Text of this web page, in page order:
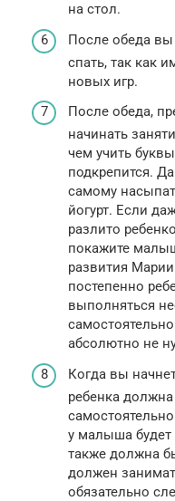
на стол.
После обеда вы
спать, так как
новых игр.
После обеда,
начинать
чем учить
подкрепится.
самому
йогурт. Если
разлито
покажите
развития
постепенно
выполняться
абсолютно не
Когда вы
ребенка
у малыша будет
также должна
должен
обязательно